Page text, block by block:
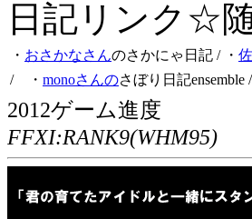
日記リンク☆
・ おさかなさんのさかにゃ日記 / ・
/ ・ monoさんのさぼり日記ensemble
2012ゲーム進度
FFXI:RANK9(WHM95)